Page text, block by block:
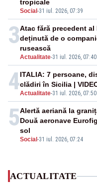
Social -31 iul. 2026, 07:39
tropicale
3
Actualitate-31 iul. 2026, 07:40
Atac fără precedent
deținută de o
rusească
4Actualitate-31 iul. 2026, 07:50
ITALIA: 7 persoane,
clădiri în Sicilia |
5
Social -31 iul. 2026, 07:24
Alertă aeriană la
Două aeronave
sol
ACTUALITATE